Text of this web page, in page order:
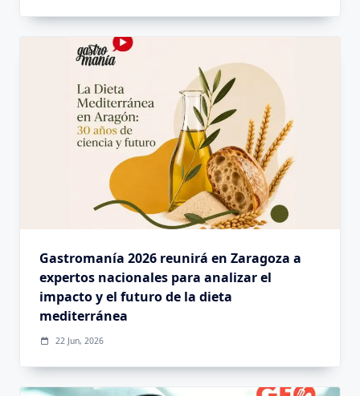
Gastromanía 2026 reunirá en Zaragoza a
expertos nacionales para analizar el
impacto y el futuro de la dieta
mediterránea
22 Jun, 2026